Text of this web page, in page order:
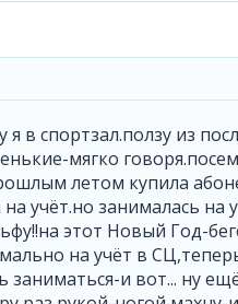
в спортзал.ползу из
мягко
летом купила
учёт.но занималась на
этот Новый Год-
на учёт в
и вот... ну